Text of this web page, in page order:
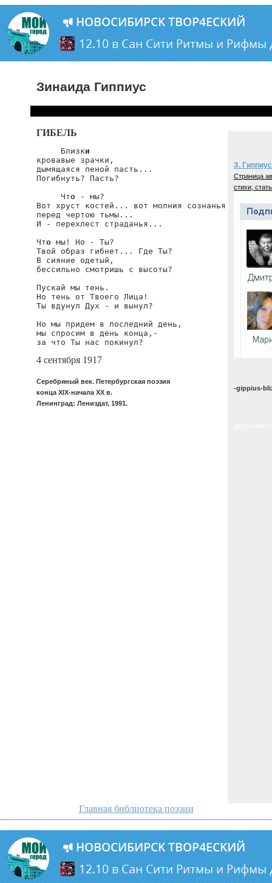
Зинаида Гиппиус
ГИБЕЛЬ
     Близк
и
кровавые зрачки,
дымящаяся пеной пасть...
Погибнуть? Пасть?
     Чт
о - мы?
Вот хруст костей... вот молния сознанья
перед чертою тьмы...
И - перехлест страданья...
Что мы! Но - Ты?
Твой образ гибнет... Где Ты?
В сияние одетый,
бессильно смотришь с высоты?
Пускай мы тень.
Но тень от Твоего Лица!
Ты вдунул Дух - и вынул?
Но мы придем в последний день,
мы спросим в день конца,-
за что Ты нас покинул?
4 сентября 1917
Серебряный век. Петербургская поэзия
конца XIX-начала XX в.
Ленинград: Лениздат, 1991.
З. Гиппиус
Страница
стихи,
-gippius-
Главная библиотека поэзии